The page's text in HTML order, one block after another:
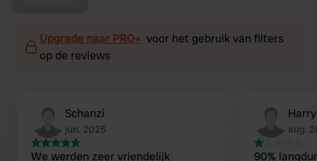
Upgrade naar PRO+ voor het gebruik van filters
op de reviews
Schanzi
jun. 2025
We werden zeer vriendelijk
aug.
90% langdurig bezet door locals die